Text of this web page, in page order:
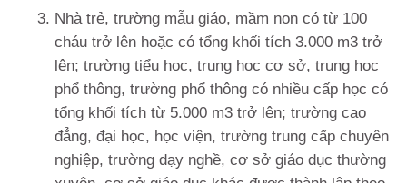
Nhà trẻ, trường mẫu giáo, mầm non có từ 100
cháu trở lên hoặc có tổng khối tích 3.000 m3 trở
lên; trường tiểu học, trung học cơ sở, trung học
phổ thông, trường phổ thông có nhiều cấp học có
tổng khối tích từ 5.000 m3 trở lên; trường cao
đẳng, đại học, học viện, trường trung cấp chuyên
nghiệp, trường dạy nghề, cơ sở giáo dục thường